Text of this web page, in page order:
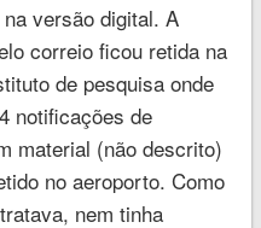
versão digital. A
correio ficou retida na
de pesquisa onde
notificações de
material (não descrito)
no aeroporto. Como
nem tinha